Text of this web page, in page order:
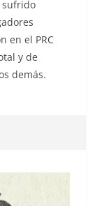
sufrido
en el PRC
y de
demás.